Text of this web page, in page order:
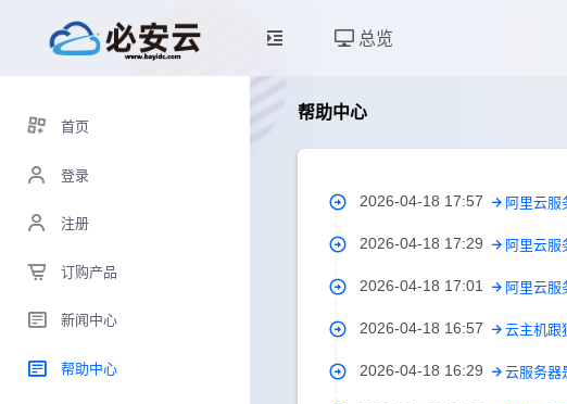
总览
首页
登录
注册
订购产品
新闻中心
帮助中心
帮助中心
2026-04-18 17:57 阿里云服
2026-04-18 17:29 阿里云服
2026-04-18 17:01 阿里云服
2026-04-18 16:57 云主机跟
2026-04-18 16:29 云服务器